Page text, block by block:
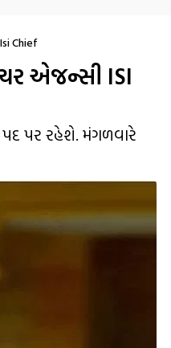
Chief
એજન્સી ISI
પદ પર રહેશે. મંગળવારે